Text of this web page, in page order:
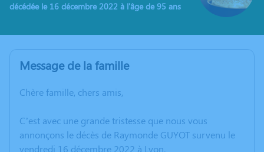
décédée le 16 décembre 2022 à l'âge de 95 ans
Message de la famille
Chère famille, chers amis,
C’est avec une grande tristesse que nous vous
annonçons le décès de Raymonde GUYOT survenu le
vendredi 16 décembre 2022 à Lyon.